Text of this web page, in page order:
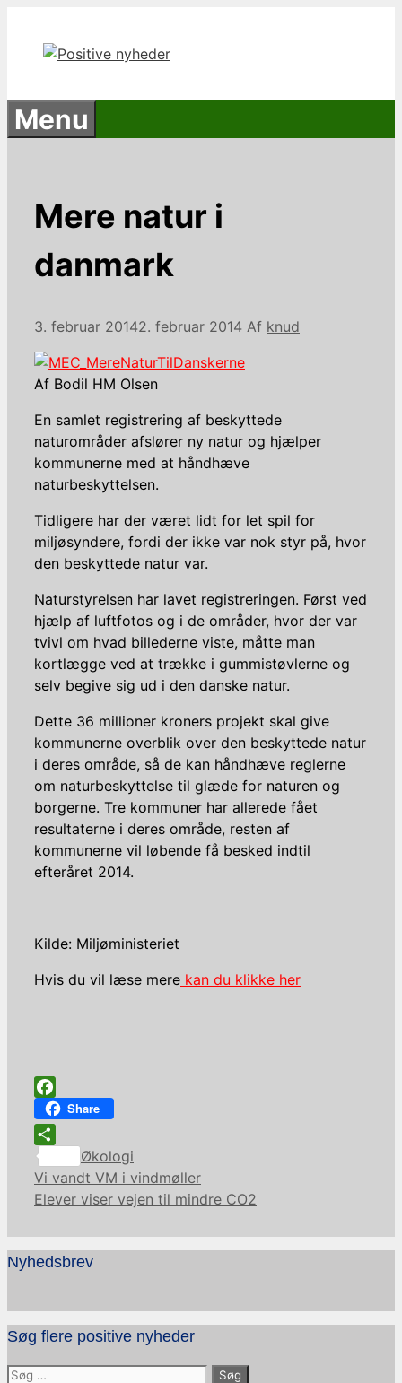
indhold
Menu
Mere natur i
danmark
3. februar 20142. februar 2014 Af knud
Af Bodil HM Olsen
En samlet registrering af beskyttede
naturområder afslører ny natur og hjælper
kommunerne med at håndhæve
naturbeskyttelsen.
Tidligere har der været lidt for let spil for
miljøsyndere, fordi der ikke var nok styr på, hvor
den beskyttede natur var.
Naturstyrelsen har lavet registreringen. Først ved
hjælp af luftfotos og i de områder, hvor der var
tvivl om hvad billederne viste, måtte man
kortlægge ved at trække i gummistøvlerne og
selv begive sig ud i den danske natur.
Dette 36 millioner kroners projekt skal give
kommunerne overblik over den beskyttede natur
i deres område, så de kan håndhæve reglerne
om naturbeskyttelse til glæde for naturen og
borgerne. Tre kommuner har allerede fået
resultaterne i deres område, resten af
kommunerne vil løbende få besked indtil
efteråret 2014.
Kilde: Miljøministeriet
Hvis du vil læse mere kan du klikke her
Facebook
Share
Share
Kategorier
Økologi
Vi vandt VM i vindmøller
Elever viser vejen til mindre CO2
Nyhedsbrev
Søg flere positive nyheder
Søg